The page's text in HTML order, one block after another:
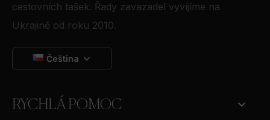
cestovních tašek. Řady zavazadel vyvíjíme na
Ukrajině od roku 2010.
Čeština
RYCHLÁ POMOC 